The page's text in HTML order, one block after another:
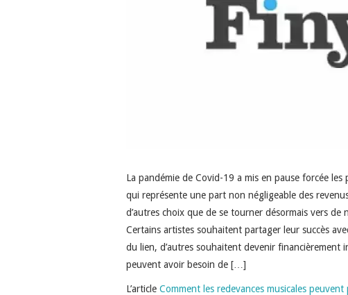
La pandémie de Covid-19 a mis en pause forcée les
qui représente une part non négligeable des
d’autres choix que de se tourner désormais vers
Certains artistes souhaitent partager leur succès
du lien, d’autres souhaitent devenir financièrement
peuvent avoir besoin de […]
L’article Comment les redevances musicales